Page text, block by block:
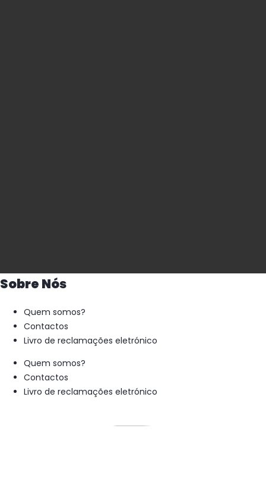
Sobre Nós
Quem somos?
Contactos
Livro de reclamações eletrónico
Quem somos?
Contactos
Livro de reclamações eletrónico